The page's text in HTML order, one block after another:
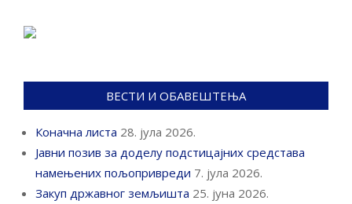
ВЕСТИ И ОБАВЕШТЕЊА
Коначна листа 28. јула 2026.
Јавни позив за доделу подстицајних средстава
намењених пољопривреди 7. јула 2026.
Закуп државног земљишта 25. јуна 2026.